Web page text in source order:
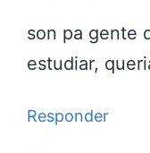
son pa gente
estudiar,
Responder